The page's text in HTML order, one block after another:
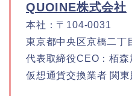
QUOINE株式会社
本社：〒104-0031
東京都中央区京橋二丁
代表取締役CEO：栢森
仮想通貨交換業者 関